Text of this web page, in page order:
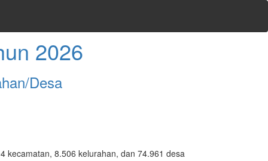
2026
Desa
kecamatan, 8.506 kelurahan, dan 74.961 desa